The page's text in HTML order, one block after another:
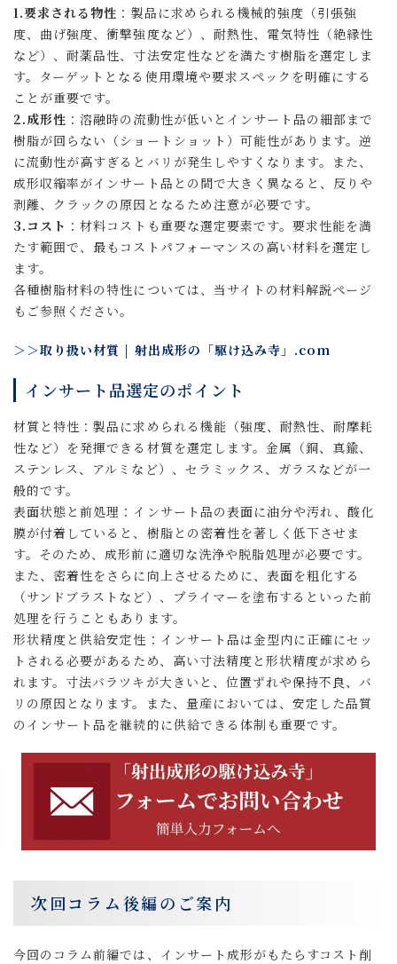
1.要求される物性 ：製品に求められる機械的強度（引張強
度、曲げ強度、衝撃強度など）、耐熱性、電気特性（絶縁性
など）、耐薬品性、寸法安定性などを満たす樹脂を選定しま
す。ターゲットとなる使用環境や要求スペックを明確にする
ことが重要です。
2.成形性 ：溶融時の流動性が低いとインサート品の細部まで
樹脂が回らない（ショートショット）可能性があります。逆
に流動性が高すぎるとバリが発生しやすくなります。また、
成形収縮率がインサート品との間で大きく異なると、反りや
剥離、クラックの原因となるため注意が必要です。
3.コスト ：材料コストも重要な選定要素です。要求性能を満
たす範囲で、最もコストパフォーマンスの高い材料を選定し
ます。
各種樹脂材料の特性については、当サイトの材料解説ページ
もご参照ください。
＞＞取り扱い材質 | 射出成形の「駆け込み寺」.com
インサート品選定のポイント
材質と特性：製品に求められる機能（強度、耐熱性、耐摩耗
性など）を発揮できる材質を選定します。金属（銅、真鍮、
ステンレス、アルミなど）、セラミックス、ガラスなどが一
般的です。
表面状態と前処理：インサート品の表面に油分や汚れ、酸化
膜が付着していると、樹脂との密着性を著しく低下させま
す。そのため、成形前に適切な洗浄や脱脂処理が必要です。
また、密着性をさらに向上させるために、表面を粗化する
（サンドブラストなど）、プライマーを塗布するといった前
処理を行うこともあります。
形状精度と供給安定性：インサート品は金型内に正確にセッ
トされる必要があるため、高い寸法精度と形状精度が求めら
れます。寸法バラツキが大きいと、位置ずれや保持不良、バ
リの原因となります。また、量産においては、安定した品質
のインサート品を継続的に供給できる体制も重要です。
次回コラム後編のご案内
今回のコラム前編では、インサート成形がもたらすコスト削